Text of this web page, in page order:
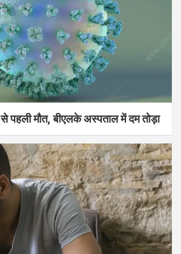
से पहली मौत, बीएलके अस्पताल में दम तोड़ा